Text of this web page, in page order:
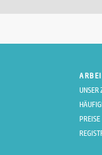
UNSER
PREISE